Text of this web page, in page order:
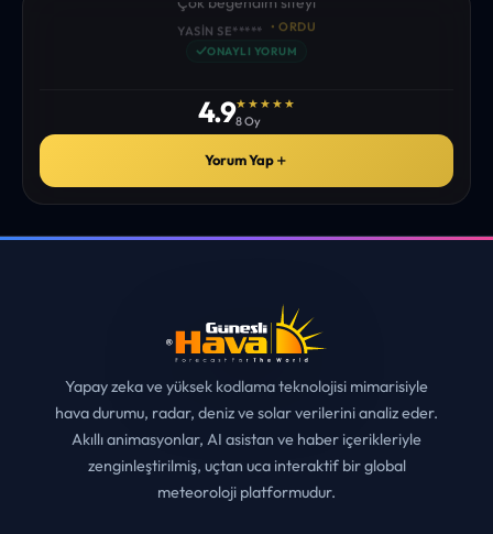
“sanırım yeni bir hava durumu sitesisiniz. ilk defa bu denli bir
site gördüm. bundn sonra sizinleym. tebrikler. sitede
istediğim tüm bilgiyi bulabiliyorum. ekibinizin emeğine saglık”
• ERZURUM
4.9★★★★★
Yapay zeka ve yüksek kodlama teknolojisi mimarisiyle
hava durumu, radar, deniz ve solar verilerini analiz eder.
Akıllı animasyonlar, AI asistan ve haber içerikleriyle
zenginleştirilmiş, uçtan uca interaktif bir global